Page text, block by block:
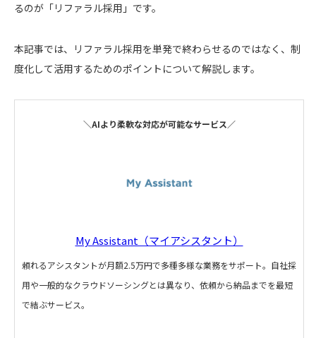
るのが「リファラル採用」です。
本記事では、リファラル採用を単発で終わらせるのではなく、制
度化して活用するためのポイントについて解説します。
＼AIより柔軟な対応が可能なサービス／
My Assistant（マイアシスタント）
頼れるアシスタントが月額2.5万円で多種多様な業務をサポート。自社採
用や一般的なクラウドソーシングとは異なり、依頼から納品までを最短
で結ぶサービス。